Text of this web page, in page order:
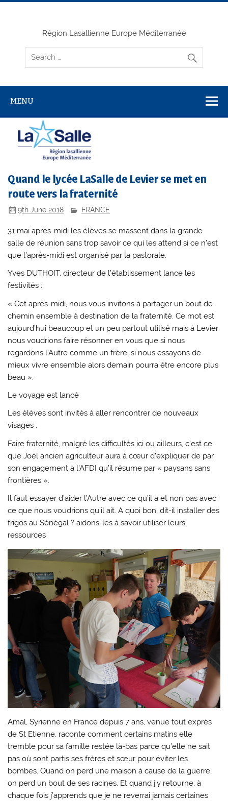
Skip
Région Lasallienne Europe Méditerranée
MENU
Quand le lycée LaSalle de Levier se met en
route vers la fraternité
9th June 2018 FRANCE
31 mai après-midi les élèves se massent dans la grande
salle de réunion sans trop savoir ce qui les attend si ce n’est
que l’après-midi est organisé par la pastorale.
Yves DUTHOIT, directeur de l’établissement lance les
festivités :
« Cet après-midi, nous vous invitons à partager un bout de
chemin ensemble à destination de la fraternité. Ce mot est
aujourd’hui beaucoup et un peu partout utilisé mais à Levier
nous voudrions faire résonner en vous que si nous
regardons l’Autre comme un frère, si nous essayons de
mieux vivre ensemble alors demain pourra être encore plus
beau ».
Le voyage est lancé
Les élèves sont invités à aller rencontrer de nouveaux
visages ;
Faire fraternité, malgré les difficultés ici ou ailleurs, c’est ce
que Joël ancien agriculteur aura à cœur d’expliquer de par
son engagement à l’AFDI qu’il résume par « paysans sans
frontières ».
Il faut essayer d’aider l’Autre avec ce qu’il a et non pas avec
ce que nous voudrions qu’il ait. A quoi bon, dit-il installer des
frigos au Sénégal ? aidons-les à savoir utiliser leurs
ressources
Amal, Syrienne en France depuis 7 ans, venue tout exprès
de St Etienne, raconte comment certains matins elle
tremble pour sa famille restée là-bas parce qu’elle ne sait
pas où sont partis ses frères et sœur pour éviter les
bombes. Quand on perd une maison à cause de la guerre,
on perd un bout de ses racines. Et quand j’y retourne, à
chaque fois j’apprends que je ne reverrai jamais certaines